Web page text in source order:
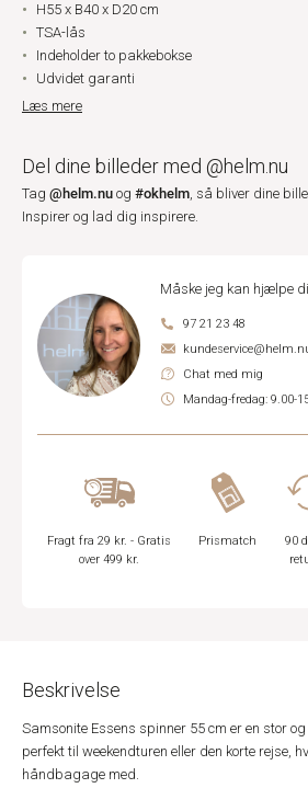
H55 x B40 x D20 cm
TSA-lås
Indeholder to pakkebokse
Udvidet garanti
Læs mere
Del dine billeder med @helm.nu
Tag @helm.nu og #okhelm, så bliver dine
Inspirer og lad dig inspirere.
Måske jeg kan hjælpe
97 21 23 48
Chat med mig
Mandag-fredag: 9.00-
Fragt fra 29 kr. - Gratis
over 499 kr.
Prismatch
90
Beskrivelse
Samsonite Essens spinner 55 cm er en stor
perfekt til weekendturen eller den korte rejse,
håndbagage med.